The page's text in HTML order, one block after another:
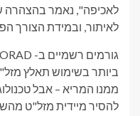
לאיתור, ובמידת הצורך
ביותר בשימוש תאלץ
ממנו המריא – אבל
להסיר מיידית מזל"ט